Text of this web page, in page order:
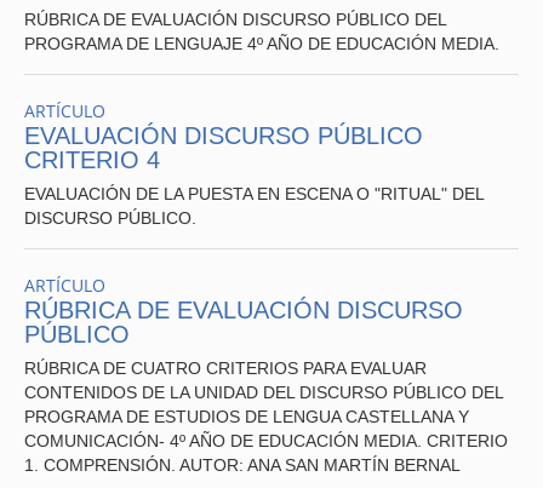
RÚBRICA DE EVALUACIÓN DISCURSO PÚBLICO DEL
PROGRAMA DE LENGUAJE 4º AÑO DE EDUCACIÓN MEDIA.
ARTÍCULO
EVALUACIÓN DISCURSO PÚBLICO
CRITERIO 4
EVALUACIÓN DE LA PUESTA EN ESCENA O "RITUAL" DEL
DISCURSO PÚBLICO.
ARTÍCULO
RÚBRICA DE EVALUACIÓN DISCURSO
PÚBLICO
RÚBRICA DE CUATRO CRITERIOS PARA EVALUAR
CONTENIDOS DE LA UNIDAD DEL DISCURSO PÚBLICO DEL
PROGRAMA DE ESTUDIOS DE LENGUA CASTELLANA Y
COMUNICACIÓN- 4º AÑO DE EDUCACIÓN MEDIA. CRITERIO
1. COMPRENSIÓN. AUTOR: ANA SAN MARTÍN BERNAL